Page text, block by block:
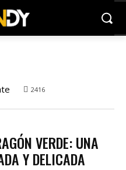
2416
VERDE: UNA
Y DELICADA